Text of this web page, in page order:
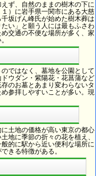
ず、自然のままの樹木の下に
）に岩手県一関市にある大慈
坂げん峰氏が始めた樹木葬は
い」と願う人には最もふさわ
交通の不便な場所が多く、家
ではなく、墓地を公園として
ウダン・紫陽花・花菖蒲など
のお墓とあまり変わらないタ
参拝しやすいことが多い。現
土地の価格が高い東京の都心
地に季節の折々の花を植え、
的に駅から近い便利な場所に
きる特徴がある。